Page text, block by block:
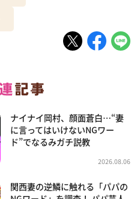
ナイナイ岡村、顔面蒼白…“妻
に言ってはいけないNGワー
ド”でなるみガチ説教
2026.08.06
関西妻の逆鱗に触れる「パパの